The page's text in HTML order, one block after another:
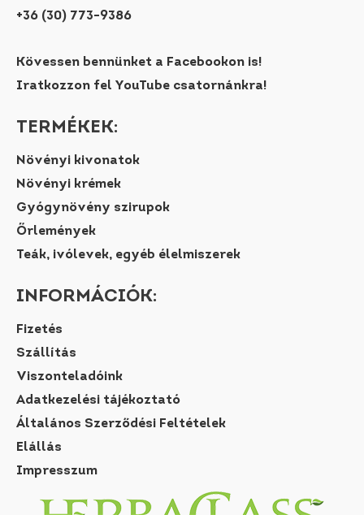
+36 (30) 773-9386
Kövessen bennünket a Facebookon is!
Iratkozzon fel YouTube csatornánkra!
TERMÉKEK:
Növényi kivonatok
Növényi krémek
Gyógynövény szirupok
Őrlemények
Teák, ivólevek, egyéb élelmiszerek
INFORMÁCIÓK:
Fizetés
Szállítás
Viszonteladóink
Adatkezelési tájékoztató
Általános Szerződési Feltételek
Elállás
Impresszum